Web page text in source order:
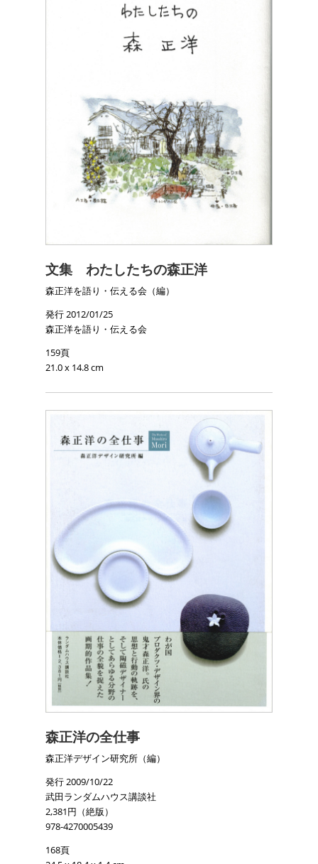
文集 わたしたちの森正洋
森正洋を語り・伝える会（編）
発行 2012/01/25
森正洋を語り・伝える会
159頁
21.0 x 14.8 cm
森正洋の全仕事
森正洋デザイン研究所（編）
発行 2009/10/22
武田ランダムハウス講談社
2,381円（絶版）
978-4270005439
168頁